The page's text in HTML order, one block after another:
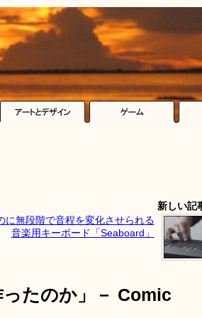
新しい記
に無段階で音程を変化させられる
音楽用キーボード「Seaboard」
たのか」－ Comic